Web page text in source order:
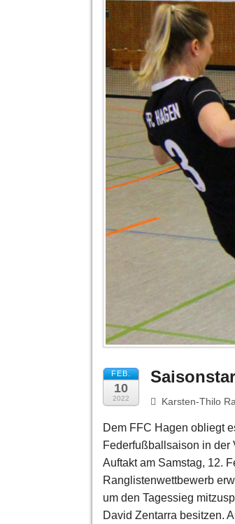
FEB.
10
2022 Karsten-Thilo
Dem FFC Hagen obliegt
Federfußballsaison in der
Auftakt am Samstag, 12.
Ranglistenwettbewerb
um den Tagessieg
David Zentarra besitzen.